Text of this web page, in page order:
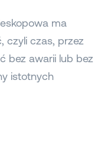
ma
czyli czas, przez
bez awarii lub bez
istotnych